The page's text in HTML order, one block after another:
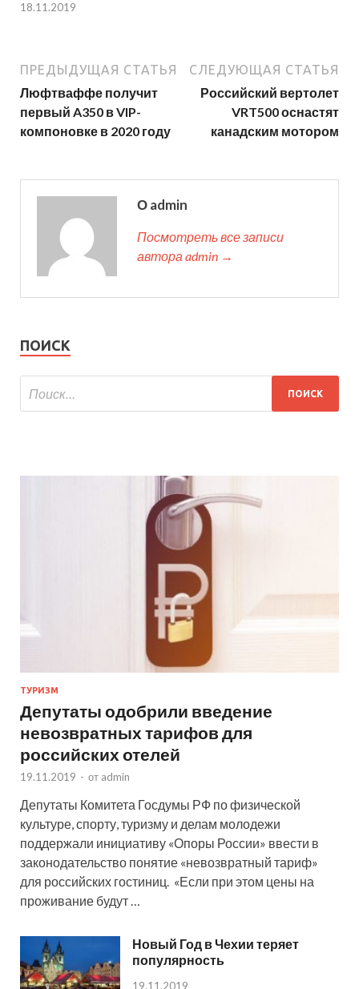
18.11.2019
ПРЕДЫДУЩАЯ СТАТЬЯ
Люфтваффе получит
первый A350 в VIP-
компоновке в 2020 году
СЛЕДУЮЩАЯ СТАТЬЯ
Российский вертолет
VRT500 оснастят
канадским мотором
О admin
Посмотреть все записи
автора admin →
ПОИСК
ТУРИЗМ
Депутаты одобрили введение
невозвратных тарифов для
российских отелей
19.11.2019 - от admin
Депутаты Комитета Госдумы РФ по физической
культуре, спорту, туризму и делам молодежи
поддержали инициативу «Опоры России» ввести в
законодательство понятие «невозвратный тариф»
для российских гостиниц. «Если при этом цены на
проживание будут …
Новый Год в Чехии теряет
популярность
19.11.2019